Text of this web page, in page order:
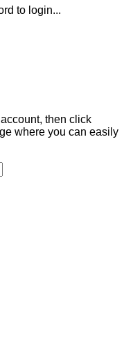
to login...
then click
where you can easily